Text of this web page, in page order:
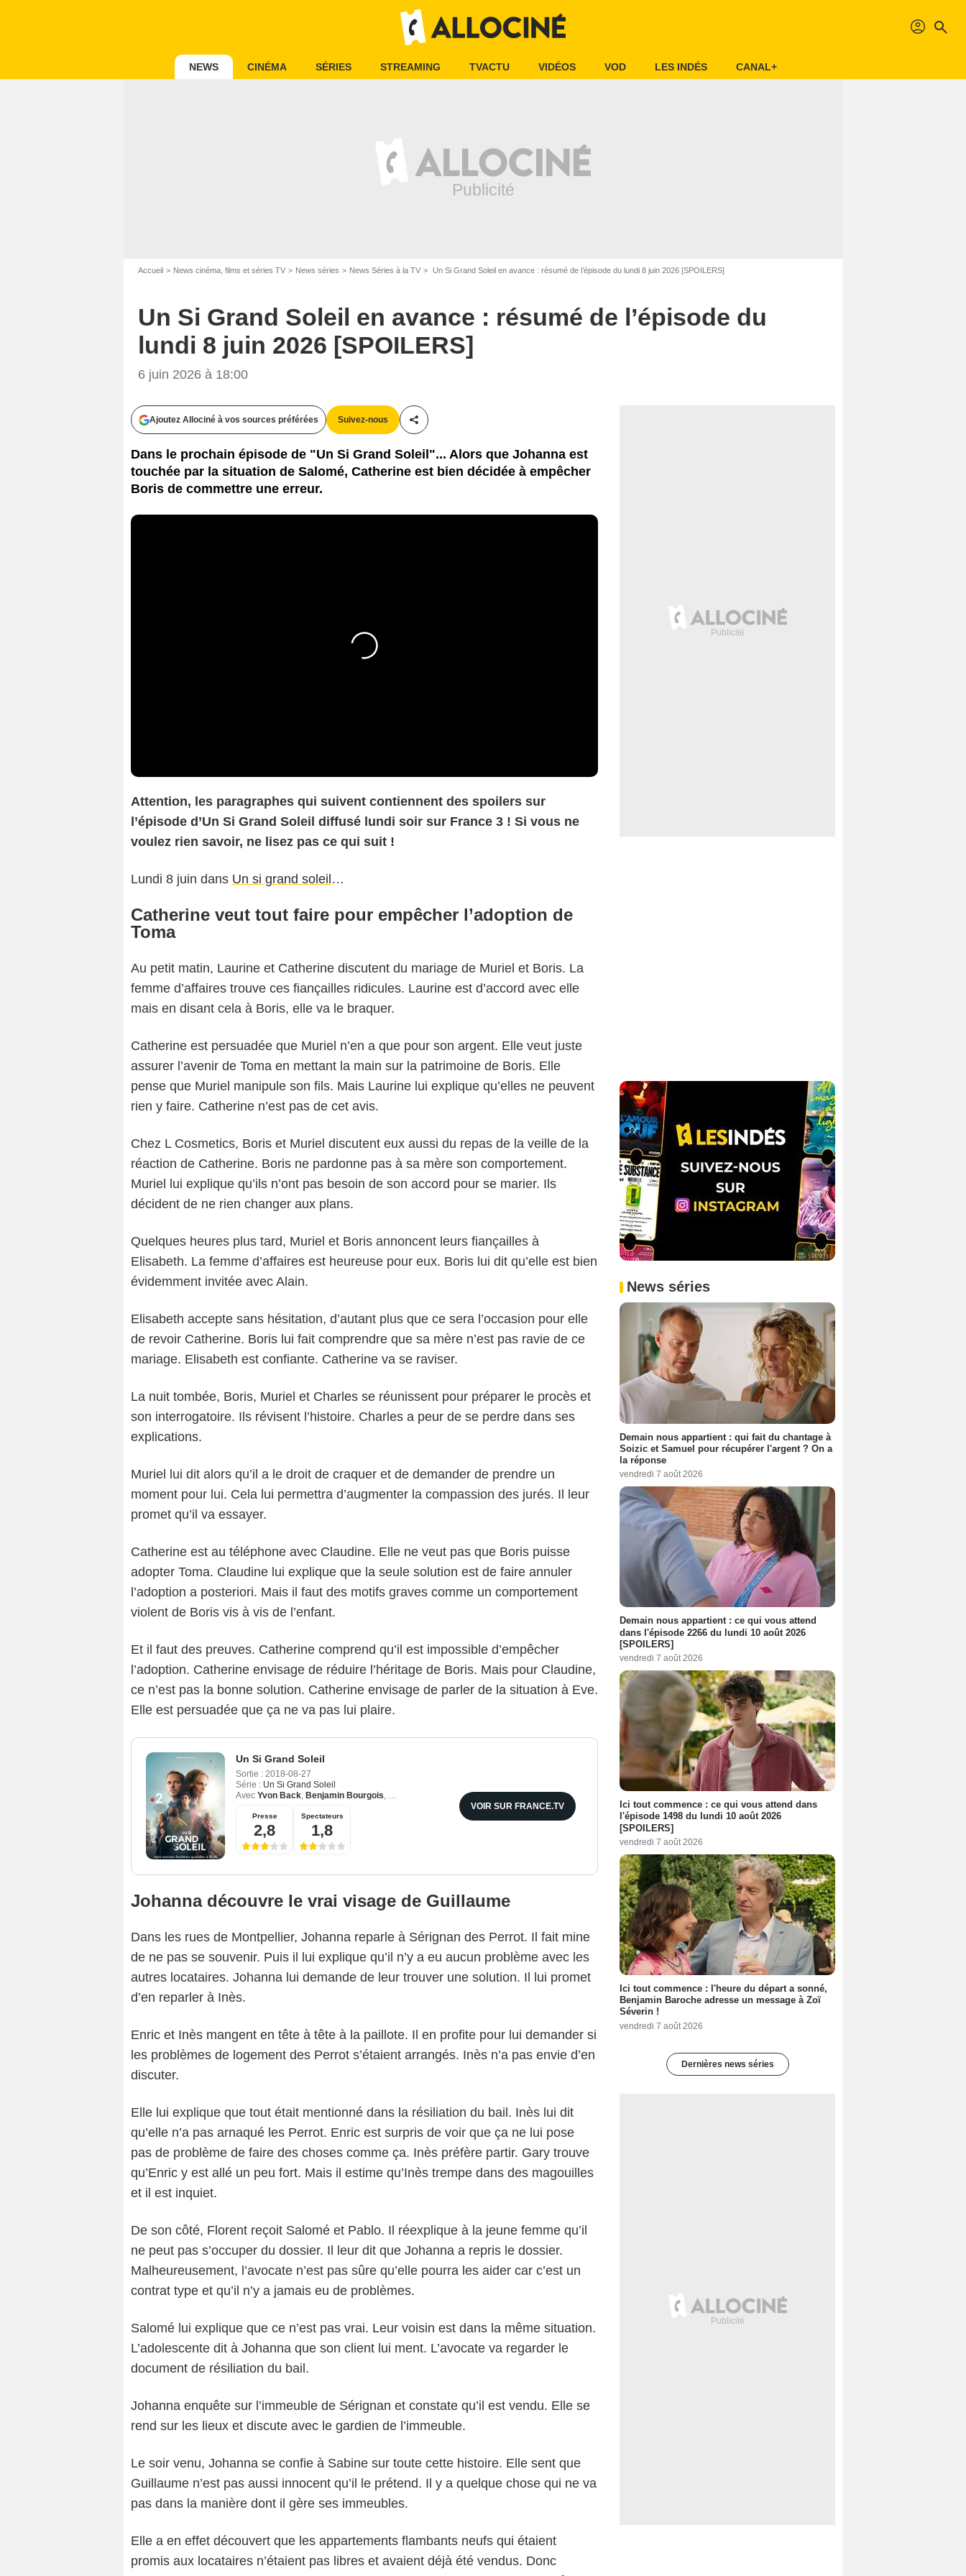
profil search
NEWS CINÉMA SÉRIES STREAMING TVACTU VIDÉOS VOD LES INDÉS CANAL+
Accueil News cinéma, films et séries TV News séries News Séries à la TV Un Si Grand Soleil en avance : résumé de l’épisode du lundi 8 juin 2026 [SPOILERS]
Un Si Grand Soleil en avance : résumé de l’épisode du
lundi 8 juin 2026 [SPOILERS]
6 juin 2026 à 18:00
Ajoutez Allociné à vos sources préférées Suivez-nous
Partager cet article
Dans le prochain épisode de "Un Si Grand Soleil"... Alors que Johanna est
touchée par la situation de Salomé, Catherine est bien décidée à empêcher
Boris de commettre une erreur.
Attention, les paragraphes qui suivent contiennent des spoilers sur
l’épisode d’Un Si Grand Soleil diffusé lundi soir sur France 3 ! Si vous ne
voulez rien savoir, ne lisez pas ce qui suit !
Lundi 8 juin dans Un si grand soleil …
Catherine veut tout faire pour empêcher l’adoption de
Toma
Au petit matin, Laurine et Catherine discutent du mariage de Muriel et Boris. La
femme d’affaires trouve ces fiançailles ridicules. Laurine est d’accord avec elle
mais en disant cela à Boris, elle va le braquer.
Catherine est persuadée que Muriel n’en a que pour son argent. Elle veut juste
assurer l’avenir de Toma en mettant la main sur la patrimoine de Boris. Elle
pense que Muriel manipule son fils. Mais Laurine lui explique qu’elles ne peuvent
rien y faire. Catherine n’est pas de cet avis.
Chez L Cosmetics, Boris et Muriel discutent eux aussi du repas de la veille de la
réaction de Catherine. Boris ne pardonne pas à sa mère son comportement.
Muriel lui explique qu’ils n’ont pas besoin de son accord pour se marier. Ils
décident de ne rien changer aux plans.
Quelques heures plus tard, Muriel et Boris annoncent leurs fiançailles à
Elisabeth. La femme d’affaires est heureuse pour eux. Boris lui dit qu’elle est bien
évidemment invitée avec Alain.
Elisabeth accepte sans hésitation, d’autant plus que ce sera l’occasion pour elle
de revoir Catherine. Boris lui fait comprendre que sa mère n’est pas ravie de ce
mariage. Elisabeth est confiante. Catherine va se raviser.
La nuit tombée, Boris, Muriel et Charles se réunissent pour préparer le procès et
son interrogatoire. Ils révisent l’histoire. Charles a peur de se perdre dans ses
explications.
Muriel lui dit alors qu’il a le droit de craquer et de demander de prendre un
moment pour lui. Cela lui permettra d’augmenter la compassion des jurés. Il leur
promet qu’il va essayer.
Catherine est au téléphone avec Claudine. Elle ne veut pas que Boris puisse
adopter Toma. Claudine lui explique que la seule solution est de faire annuler
l’adoption a posteriori. Mais il faut des motifs graves comme un comportement
violent de Boris vis à vis de l’enfant.
Et il faut des preuves. Catherine comprend qu’il est impossible d’empêcher
l’adoption. Catherine envisage de réduire l’héritage de Boris. Mais pour Claudine,
ce n’est pas la bonne solution. Catherine envisage de parler de la situation à Eve.
Elle est persuadée que ça ne va pas lui plaire.
Un Si Grand Soleil
Sortie : 2018-08-27
Série : Un Si Grand Soleil
Avec Yvon Back, Benjamin Bourgois, Emma Colberti
Presse
2,8
Spectateurs
1,8
VOIR SUR FRANCE.TV
Johanna découvre le vrai visage de Guillaume
Dans les rues de Montpellier, Johanna reparle à Sérignan des Perrot. Il fait mine
de ne pas se souvenir. Puis il lui explique qu’il n’y a eu aucun problème avec les
autres locataires. Johanna lui demande de leur trouver une solution. Il lui promet
d’en reparler à Inès.
Enric et Inès mangent en tête à tête à la paillote. Il en profite pour lui demander si
les problèmes de logement des Perrot s’étaient arrangés. Inès n’a pas envie d’en
discuter.
Elle lui explique que tout était mentionné dans la résiliation du bail. Inès lui dit
qu’elle n’a pas arnaqué les Perrot. Enric est surpris de voir que ça ne lui pose
pas de problème de faire des choses comme ça. Inès préfère partir. Gary trouve
qu’Enric y est allé un peu fort. Mais il estime qu’Inès trempe dans des magouilles
et il est inquiet.
De son côté, Florent reçoit Salomé et Pablo. Il réexplique à la jeune femme qu’il
ne peut pas s’occuper du dossier. Il leur dit que Johanna a repris le dossier.
Malheureusement, l’avocate n’est pas sûre qu’elle pourra les aider car c’est un
contrat type et qu’il n’y a jamais eu de problèmes.
Salomé lui explique que ce n’est pas vrai. Leur voisin est dans la même situation.
L’adolescente dit à Johanna que son client lui ment. L’avocate va regarder le
document de résiliation du bail.
Johanna enquête sur l’immeuble de Sérignan et constate qu’il est vendu. Elle se
rend sur les lieux et discute avec le gardien de l’immeuble.
Le soir venu, Johanna se confie à Sabine sur toute cette histoire. Elle sent que
Guillaume n’est pas aussi innocent qu’il le prétend. Il y a quelque chose qui ne va
pas dans la manière dont il gère ses immeubles.
Elle a en effet découvert que les appartements flambants neufs qui étaient
promis aux locataires n’étaient pas libres et avaient déjà été vendus. Donc
News séries
Demain nous appartient : qui fait du chantage à
Soizic et Samuel pour récupérer l'argent ? On a
la réponse
vendredi 7 août 2026
Demain nous appartient : ce qui vous attend
dans l'épisode 2266 du lundi 10 août 2026
[SPOILERS]
vendredi 7 août 2026
Ici tout commence : ce qui vous attend dans
l'épisode 1498 du lundi 10 août 2026
[SPOILERS]
vendredi 7 août 2026
Ici tout commence : l'heure du départ a sonné,
Benjamin Baroche adresse un message à Zoï
Séverin !
vendredi 7 août 2026
Dernières news séries